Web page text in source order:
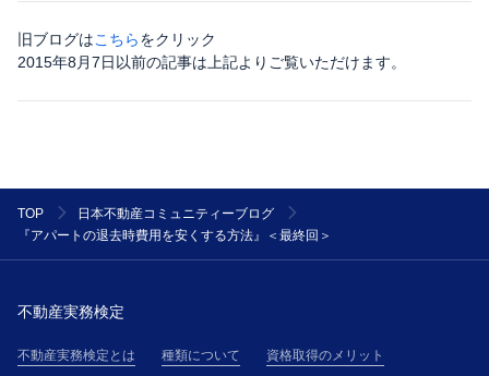
旧ブログはこちらをクリック
2015年8月7日以前の記事は上記よりご覧いただけます。
TOP
日本不動産コミュニティーブログ
『アパートの退去時費用を安くする方法』＜最終回＞
不動産実務検定
不動産実務検定とは 種類について 資格取得のメリット